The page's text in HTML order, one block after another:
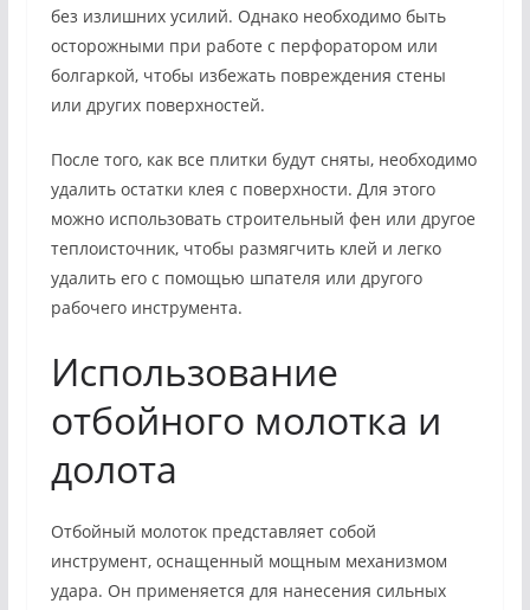
без излишних усилий. Однако необходимо быть
осторожными при работе с перфоратором или
болгаркой, чтобы избежать повреждения стены
или других поверхностей.
После того, как все плитки будут сняты, необходимо
удалить остатки клея с поверхности. Для этого
можно использовать строительный фен или другое
теплоисточник, чтобы размягчить клей и легко
удалить его с помощью шпателя или другого
рабочего инструмента.
Использование
отбойного молотка и
долота
Отбойный молоток представляет собой
инструмент, оснащенный мощным механизмом
удара. Он применяется для нанесения сильных